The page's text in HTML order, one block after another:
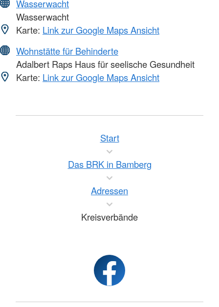
Wasserwacht
Wasserwacht
Karte: Link zur Google Maps Ansicht
Wohnstätte für Behinderte
Adalbert Raps Haus für seelische Gesundheit
Karte: Link zur Google Maps Ansicht
Start
Das BRK in Bamberg
Adressen
Kreisverbände